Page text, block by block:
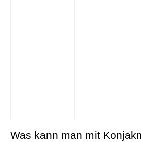
Was kann man mit